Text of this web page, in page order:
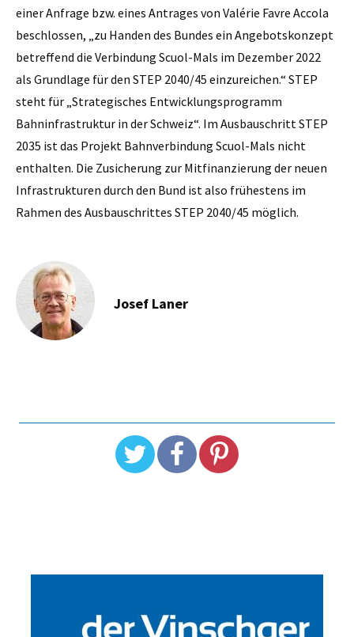
einer Anfrage bzw. eines Antrages von Valérie Favre Accola
beschlossen, „zu Handen des Bundes ein Angebotskonzept
betreffend die Verbindung Scuol-Mals im Dezember 2022
als Grundlage für den STEP 2040/45 einzureichen.“ STEP
steht für „Strategisches Entwicklungsprogramm
Bahninfrastruktur in der Schweiz“. Im Ausbauschritt STEP
2035 ist das Projekt Bahnverbindung Scuol-Mals nicht
enthalten. Die Zusicherung zur Mitfinanzierung der neuen
Infrastrukturen durch den Bund ist also frühestens im
Rahmen des Ausbauschrittes STEP 2040/45 möglich.
Josef Laner